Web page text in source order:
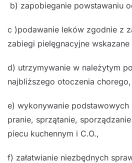
b) zapobieganie powstawaniu
c )podawanie leków zgodnie z
zabiegi pielęgnacyjne
d) utrzymywanie w należytym
najbliższego otoczenia chorego,
e) wykonywanie
pranie, sprzątanie,
piecu kuchennym i C.O.,
f) załatwianie niezbędnych